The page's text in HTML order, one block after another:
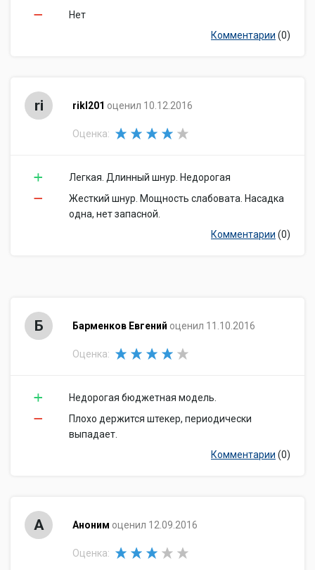
Нет
Комментарии (0)
ri rikl201 оценил 10.12.2016
Оценка:
Легкая. Длинный шнур. Недорогая
Жесткий шнур. Мощность слабовата. Насадка
одна, нет запасной.
Комментарии (0)
Б Барменков Евгений оценил 11.10.2016
Оценка:
Недорогая бюджетная модель.
Плохо держится штекер, периодически
выпадает.
Комментарии (0)
А Аноним оценил 12.09.2016
Оценка: